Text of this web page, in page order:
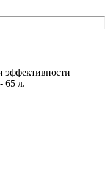
эффективности
65 л.